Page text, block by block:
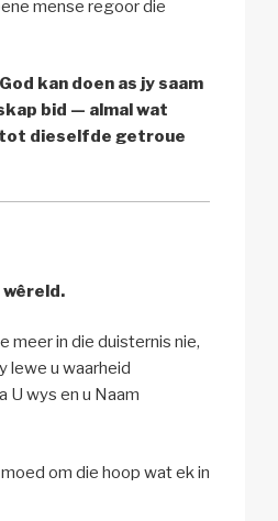
mense regoor die
kan doen as jy saam
bid — almal wat
dieselfde getroue
wêreld.
meer in die duisternis nie,
lewe u waarheid
U wys en u Naam
om die hoop wat ek in